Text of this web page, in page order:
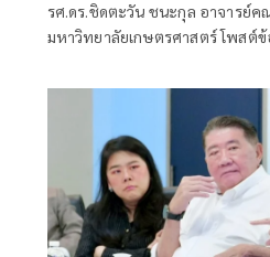
รศ.ดร.ชิดตะวัน ชนะกุล อาจารย์ค
มหาวิทยาลัยเกษตรศาสตร์ โพสต์